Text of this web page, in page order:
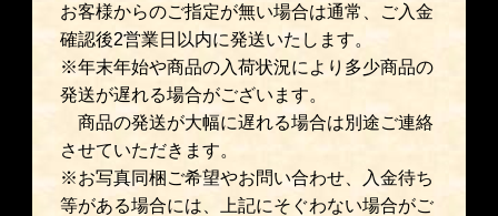
お客様からのご指定が無い場合は通常、ご入金
確認後2営業日以内に発送いたします。
※年末年始や商品の入荷状況により多少商品の
発送が遅れる場合がございます。
商品の発送が大幅に遅れる場合は別途ご連絡
させていただきます。
※お写真同梱ご希望やお問い合わせ、入金待ち
等がある場合には、上記にそぐわない場合がご